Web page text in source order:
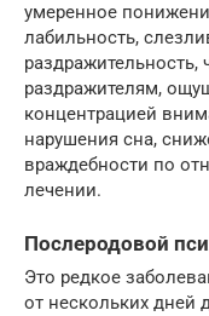
умеренное
лабильность,
раздражительность,
раздражителям,
концентрацией
нарушения сна,
враждебности по
лечении.
Послеродовой
Это редкое
от нескольких дней